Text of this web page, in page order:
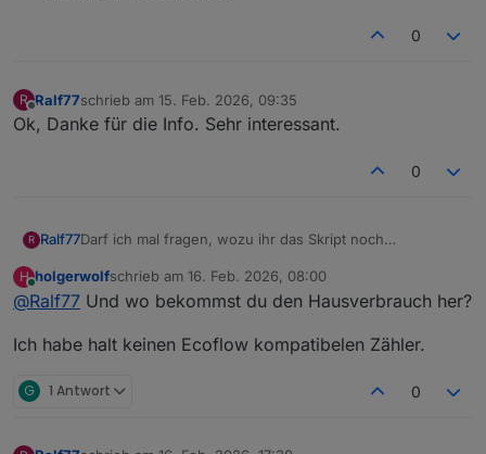
0
R
Offline
Ralf77schrieb am 15. Feb. 2026, 09:35
zuletzt editiert von
Ok, Danke für die Info. Sehr interessant.
0
R Ralf77Darf ich mal fragen, wozu ihr das Skript noch
inzwischen doch so perfekt, dass ich gar nicht wüsste,
wozu ich das Skript noch brauchen könnte.
Einzig die AC-Überschussladung meiner 2 Delta Pro 3
Regel ich noch mit einem Skript und 2 Shelly-
so gute Regelung, dass ich über die ganze Nacht aktuell
H
Online
holgerwolfschrieb am 16. Feb. 2026, 08:00
zuletzt editiert von
@Ralf77 Und wo bekommst du den Hausverbrauch her?
Ich habe halt keinen Ecoflow kompatibelen Zähler.
G 1 Antwort 0